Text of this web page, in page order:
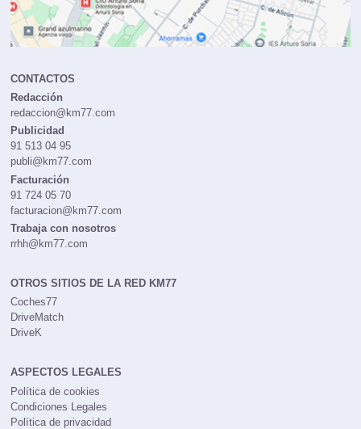
CONTACTOS
Redacción
redaccion@km77.com
Publicidad
91 513 04 95
publi@km77.com
Facturación
91 724 05 70
facturacion@km77.com
Trabaja con nosotros
rrhh@km77.com
OTROS SITIOS DE LA RED KM77
Coches77
DriveMatch
DriveK
ASPECTOS LEGALES
Política de cookies
Condiciones Legales
Política de privacidad